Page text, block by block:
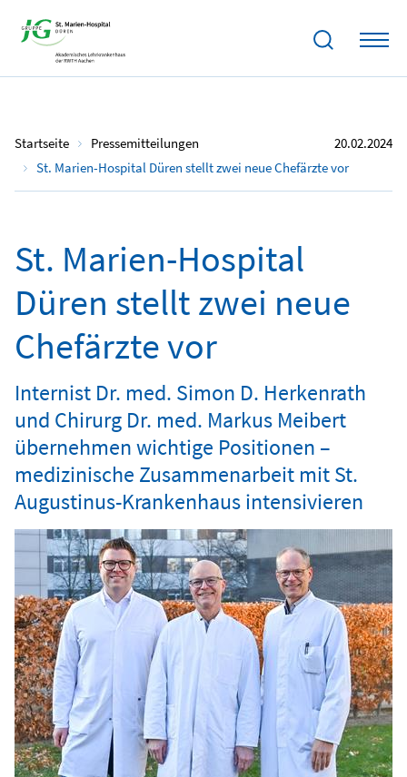
Startseite
Pressemitteilungen
St. Marien-Hospital Düren stellt zwei neue Chefärzte vor
20.02.2024
St. Marien-Hospital
Düren stellt zwei neue
Chefärzte vor
Internist Dr. med. Simon D. Herkenrath
und Chirurg Dr. med. Markus Meibert
übernehmen wichtige Positionen –
medizinische Zusammenarbeit mit St.
Augustinus-Krankenhaus intensivieren